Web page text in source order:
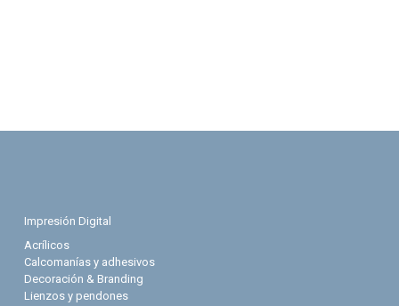
Impresión Digital
Acrílicos
Calcomanías y adhesivos
Decoración & Branding
Lienzos y pendones